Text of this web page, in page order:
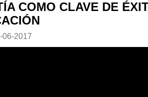
COMO CLAVE DE
06-2017